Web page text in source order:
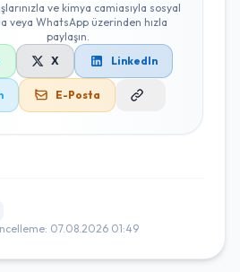
ve kimya camiasıyla sosyal
veya WhatsApp üzerinden hızla
paylaşın.
X LinkedIn
E-Posta
07.08.2026 01:49